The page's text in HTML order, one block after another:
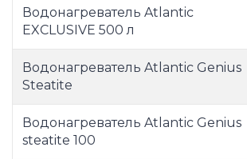
Водонагреватель Atlantic
EXCLUSIVE 500 л
Водонагреватель Atlantic Genius
Steatite
Водонагреватель Atlantic Genius
steatite 100